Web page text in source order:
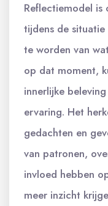
Reflectiemodel is
tijdens de
te worden van
op dat moment,
innerlijke
ervaring. Het
gedachten en
van patronen,
invloed hebben
meer inzicht